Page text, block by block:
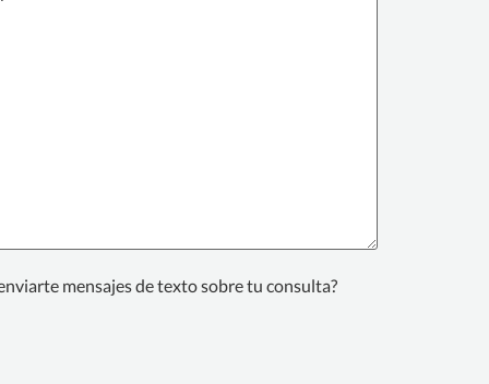
mensajes de texto sobre tu consulta?